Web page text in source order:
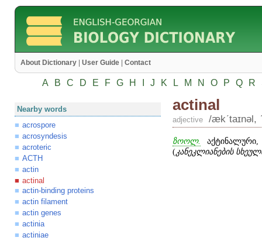
About Dictionary User Guide Contact
A B C D E F G H J K L M N O P Q R
Nearby words
acrospore
acrosyndesis
acroteric
ACTH
actin
actinal
actin-binding proteins
actin filament
actin genes
actinia
actiniae
actinal
adjective /ækʹtaɪnəl,
ზოოლ.
(კანეკლიანების